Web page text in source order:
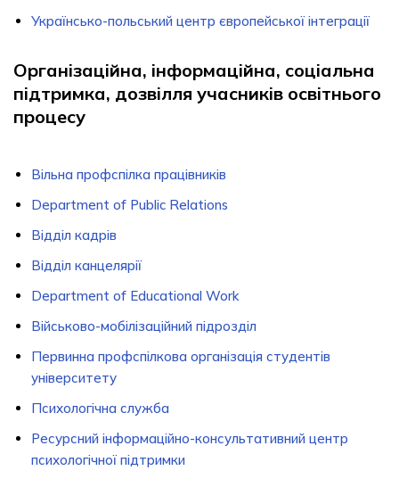
Українсько-польський центр європейської інтеграції
Організаційна, інформаційна, соціальна
підтримка, дозвілля учасників освітнього
процесу
Вiльна профспiлка працiвникiв
Department of Public Relations
Відділ кадрів
Відділ канцелярії
Department of Educational Work
Військово-мобілізаційний підрозділ
Первинна профспілкова організація студентів
університету
Психологічна служба
Ресурсний інформаційно-консультативний центр
психологічної підтримки